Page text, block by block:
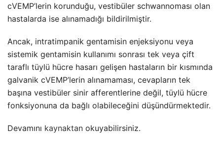
cVEMP’lerin korunduğu, vestibüler schwannoması olan
hastalarda ise alınamadığı bildirilmiştir.
Ancak, intratimpanik gentamisin enjeksiyonu veya
sistemik gentamisin kullanımı sonrası tek veya çift
taraflı tüylü hücre hasarı gelişen hastaların bir kısmında
galvanik cVEMP’lerin alınamaması, cevapların tek
başına vestibüler sinir afferentlerine değil, tüylü hücre
fonksiyonuna da bağlı olabileceğini düşündürmektedir.
Devamını kaynaktan okuyabilirsiniz.